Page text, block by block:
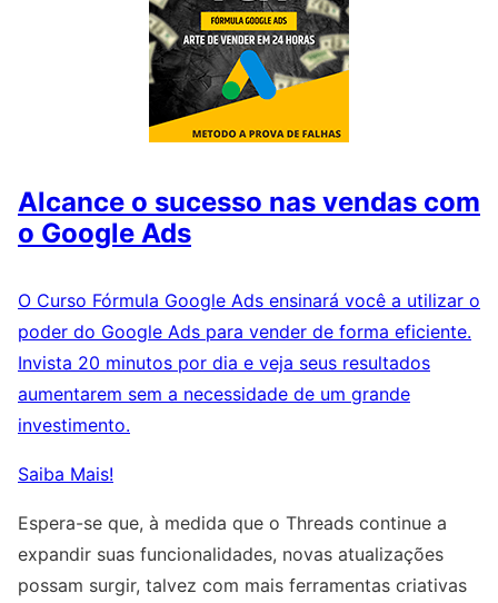
Alcance o sucesso nas vendas com
o Google Ads
O Curso Fórmula Google Ads ensinará você a utilizar o
poder do Google Ads para vender de forma eficiente.
Invista 20 minutos por dia e veja seus resultados
aumentarem sem a necessidade de um grande
investimento.
Saiba Mais!
Espera-se que, à medida que o Threads continue a
expandir suas funcionalidades, novas atualizações
possam surgir, talvez com mais ferramentas criativas